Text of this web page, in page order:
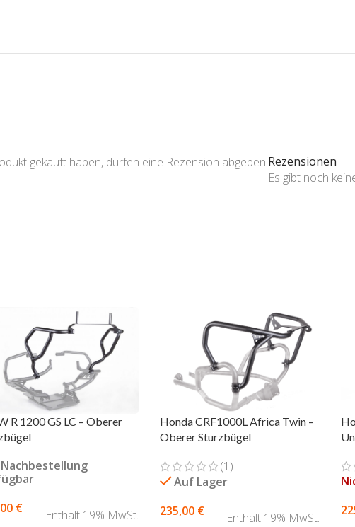
Rezensionen
Es gibt noch
gekauft haben, dürfen eine Rezension abgeben.
R 1200 GS LC – Oberer
€
Enthält 19% MwSt.
Honda CRF1000L Africa Twin –
Oberer Sturzbügel
(1)
Auf Lager
235,00 €
Enthält 19% MwSt.